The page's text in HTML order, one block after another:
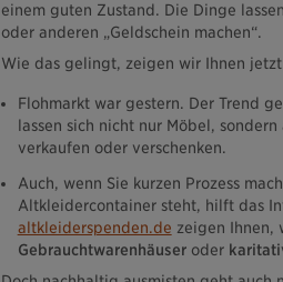
einem guten Zustand. Die Dinge
oder anderen „Geldschein machen“.
Wie das gelingt, zeigen wir Ihnen
Flohmarkt war gestern. Der Trend
lassen sich nicht nur Möbel,
verkaufen oder verschenken.
Auch, wenn Sie kurzen Prozess
Altkleidercontainer steht, hilft das
altkleiderspenden.de zeigen Ihnen,
Gebrauchtwarenhäuseroder